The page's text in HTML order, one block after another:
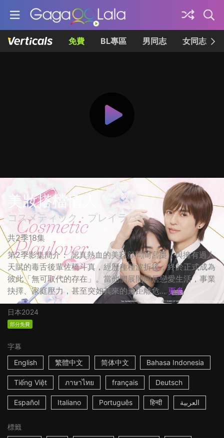
免費 BL專區 男同志 女同志
美妝搭檔情人
コスメティック・プレイラバー
共2季18集
第2季影集簡介： 認真熱血的美容顧問間宮棗，與擁有過人
天賦的毒舌後輩佐橋斗真，經歷種種波折後，終於正式成為
彼此「無可取代的存在」。當他們展開同居戀愛生活，事業
抉擇、家庭壓力，甚至突如其來的遠距離危... 更多
日本2024
部分免費
字幕
English
繁體中文 简体中文 Bahasa Indonesia
Tiếng Việt ภาษาไทย français Deutsch
Español Italiano Português हिन्दी العربية
標籤